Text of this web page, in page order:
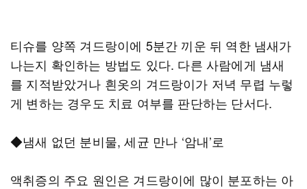
티슈를 양쪽 겨드랑이에 5분간 끼운 뒤 역한 냄새가
나는지 확인하는 방법도 있다. 다른 사람에게 냄새
를 지적받았거나 흰옷의 겨드랑이가 저녁 무렵 누렇
게 변하는 경우도 치료 여부를 판단하는 단서다.
◆냄새 없던 분비물, 세균 만나 ‘암내’로
액취증의 주요 원인은 겨드랑이에 많이 분포하는 아